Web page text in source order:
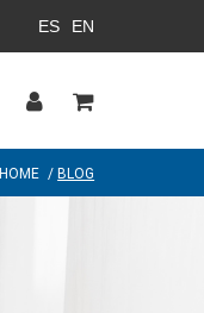
ES EN
HOME / BLOG